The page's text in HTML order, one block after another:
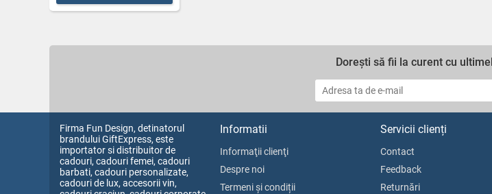
Dorești să fii la curent cu
Firma Fun Design, detinatorul
brandului GiftExpress, este
importator si distribuitor de
cadouri, cadouri femei, cadouri
barbati, cadouri personalizate,
cadouri de lux, accesorii vin,
Informatii
Informaţii clienţi
Despre noi
Termeni și condiții
Servicii clienți
Contact
Feedback
Returnări